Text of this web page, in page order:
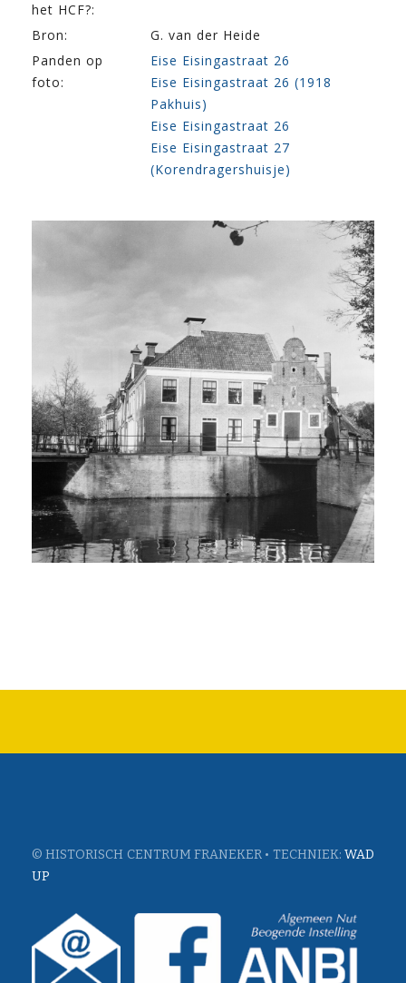
het HCF?:
Bron:
G. van der Heide
Panden op
foto:
Eise Eisingastraat 26
Eise Eisingastraat 26 (1918
Pakhuis)
Eise Eisingastraat 26
Eise Eisingastraat 27
(Korendragershuisje)
© HISTORISCH CENTRUM FRANEKER • TECHNIEK: WAD
UP